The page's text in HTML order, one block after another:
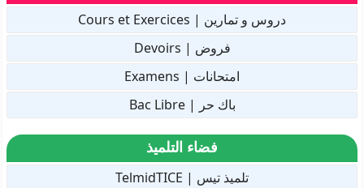
دروس و تمارين | Cours et Exercices
فروض | Devoirs
امتحانات | Examens
باك حر | Bac Libre
فضاء التلميذ
تلميذ تيس | TelmidTICE